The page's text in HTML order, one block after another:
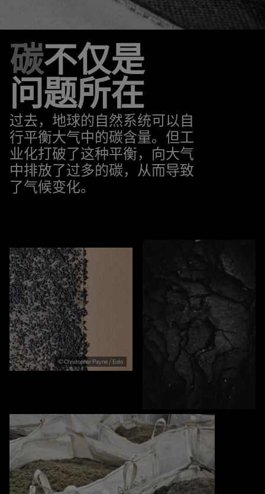
碳不仅是
问题所在
过去，地球的自然系统可以自
行平衡大气中的碳含量。但工
业化打破了这种平衡，向大气
中排放了过多的碳，从而导致
了气候变化。
© Christopher Payne / Esto